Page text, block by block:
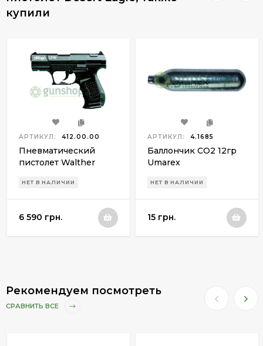
купили
АРТИКУЛ: 412.00.00
Пневматический
пистолет Walther
НЕТ В НАЛИЧИИ
6 590 грн.
АРТИКУЛ: 4.1685
Баллончик СО2 12гр
Umarex
НЕТ В НАЛИЧИИ
15 грн.
Рекомендуем посмотреть
СРАВНИТЬ ВСЕ